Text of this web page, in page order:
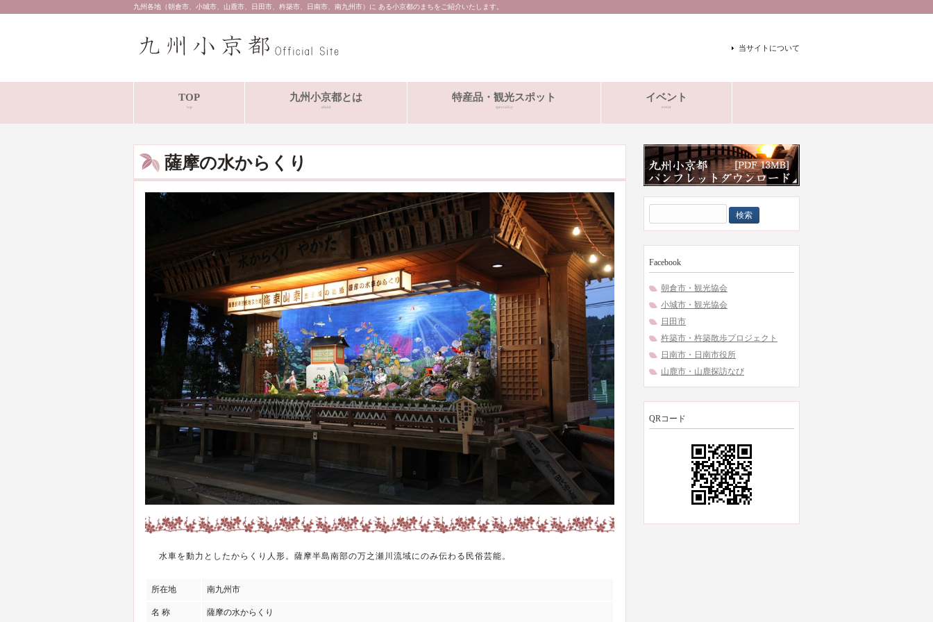
九州各地（朝倉市、小城市、山鹿市、日田市、杵築市、日南市、南九州市）に ある小京都のまちをご紹介いたします。
当サイトについて
TOP
top
九州小京都とは
about
特産品・観光スポット
speciality
イベント
event
薩摩の水からくり
水車を動力としたからくり人形。薩摩半島南部の万之瀬川流域にのみ伝わる民俗芸能。
所在地 南九州市
名 称 薩摩の水からくり
索:
Facebook
朝倉市・観光協会
小城市・観光協会
日田市
杵築市・杵築散歩プロジェクト
日南市・日南市役所
山鹿市・山鹿探訪なび
QRコード